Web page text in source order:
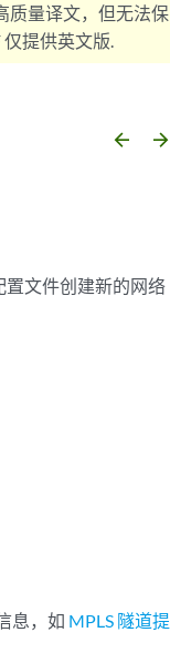
质量译文，但无法保
提供英文版.
arrow_backward arrow_forward
置文件创建新的网络
息，如 MPLS 隧道提